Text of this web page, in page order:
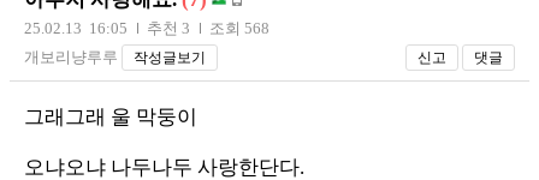
25.02.13 16:05 추천 3
조회 568
개보리냥루루
작성글보기 신고 댓글
그래그래 울 막둥이
오냐오냐 나두나두 사랑한단다.